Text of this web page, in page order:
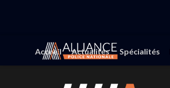
Accueil Actualités Spécialités